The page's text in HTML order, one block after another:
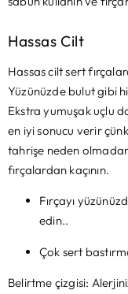
Hassas Cilt
Hassas cilt sert
Yüzünüzde bulut gibi
Ekstra yumuşak uçlu
en iyi sonucu verir
tahrişe neden olmadan
fırçalardan kaçının.
Fırçayı
edin..
Çok sert
Belirtme çizgisi: